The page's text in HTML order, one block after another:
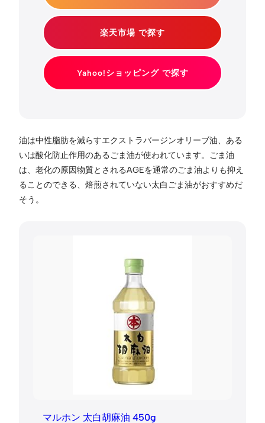
楽天市場 で探す
Yahoo!ショッピング で探す
油は中性脂肪を減らすエクストラバージンオリーブ油、ある
いは酸化防止作用のあるごま油が使われています。ごま油
は、老化の原因物質とされるAGEを通常のごま油よりも抑え
ることのできる、焙煎されていない太白ごま油がおすすめだ
そう。
マルホン 太白胡麻油 450g